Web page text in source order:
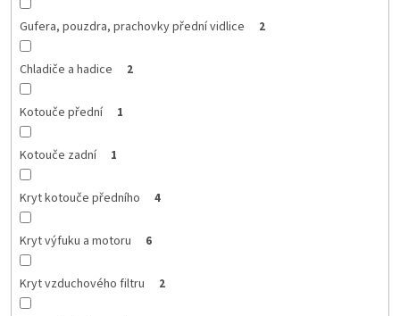
Gufera, pouzdra, prachovky přední vidlice 2
Chladiče a hadice 2
Kotouče přední 1
Kotouče zadní 1
Kryt kotouče předního 4
Kryt výfuku a motoru 6
Kryt vzduchového filtru 2